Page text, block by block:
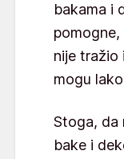
bakama i
nije tražio
mogu
Stoga, da
bake i